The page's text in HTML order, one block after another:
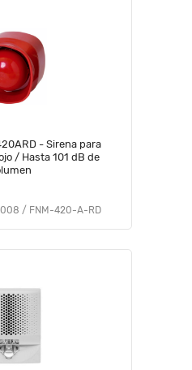
- Sirena para
101 dB de
/ FNM-420-A-RD